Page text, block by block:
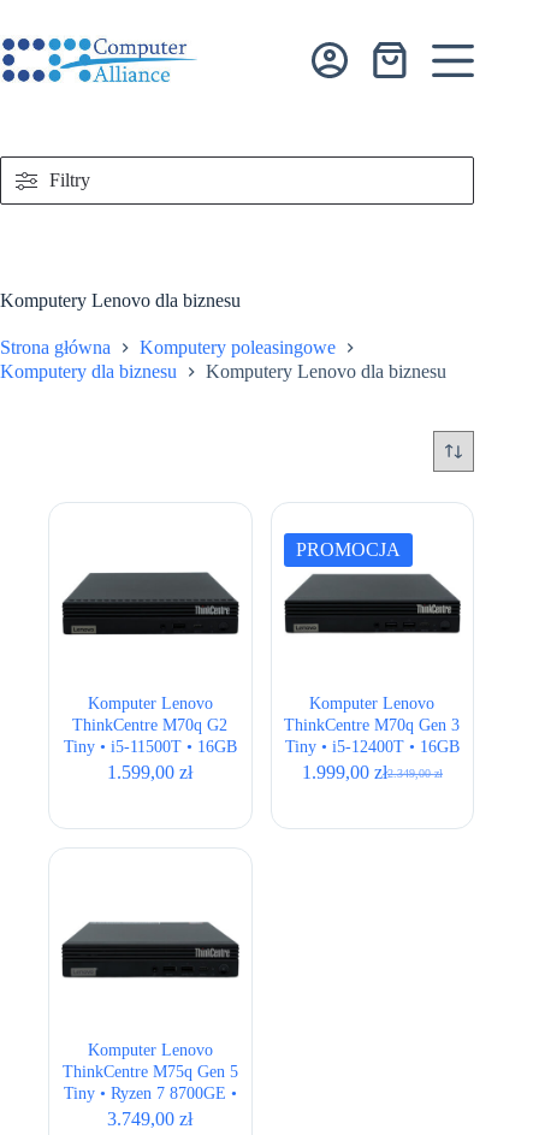
treści
Koszyk
Komputery Lenovo dla biznesu
Strona główna
Komputery poleasingowe
Komputery dla biznesu
Komputery Lenovo dla biznesu
Komputer Lenovo
ThinkCentre M70q G2
Tiny • i5-11500T • 16GB
• 256GB • Intel UHD 750
1.599,00zł
PROMOCJA
Komputer Lenovo
ThinkCentre M70q Gen 3
Tiny • i5-12400T • 16GB
• 256GB • Intel UHD 730
2.349,00zł
Pierwotna
wynosiła:
1.999,00 zł
Aktualna
wynosi:
Komputer Lenovo
ThinkCentre M75q Gen 5
Tiny • Ryzen 7 8700GE •
16GB • 512GB • AMD
3.749,00zł
Filtry